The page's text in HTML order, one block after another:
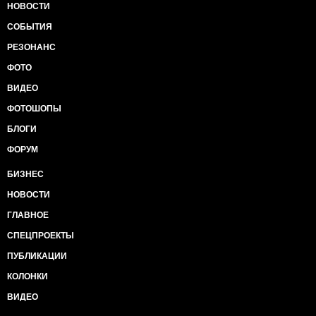
НОВОСТИ
СОБЫТИЯ
РЕЗОНАНС
ФОТО
ВИДЕО
ФОТОШОПЫ
БЛОГИ
ФОРУМ
БИЗНЕС
НОВОСТИ
ГЛАВНОЕ
СПЕЦПРОЕКТЫ
ПУБЛИКАЦИИ
КОЛОНКИ
ВИДЕО